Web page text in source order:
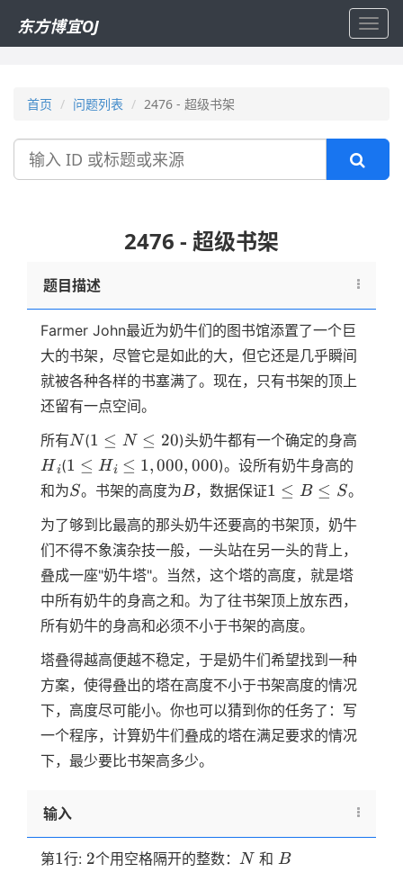
东方博宜OJ
首页 问题列表 2476 - 超级书架
搜
2476 - 超级书架
题目描述
Farmer John最近为奶牛们的图书馆添置了一个巨
大的书架，尽管它是如此的大，但它还是几乎瞬间
就被各种各样的书塞满了。现在，只有书架的顶上
还留有一点空间。
所有 N
N(1
≤
N
≤
20
1 ≤ N ≤ 20)头奶牛都有一个确定的身高
H i
i(1
1 ≤
≤ H
H i
i ≤
≤ 1,000,000
1,000, 000)。设所有奶牛身高的
和为S
S。书架的高度为B
B，数据保证1
B
≤
S
1 ≤ B ≤ S。
为了够到比最高的那头奶牛还要高的书架顶，奶牛
们不得不象演杂技一般，一头站在另一头的背上，
叠成一座"奶牛塔"。当然，这个塔的高度，就是塔
中所有奶牛的身高之和。为了往书架顶上放东西，
所有奶牛的身高和必须不小于书架的高度。
塔叠得越高便越不稳定，于是奶牛们希望找到一种
方案，使得叠出的塔在高度不小于书架高度的情况
下，高度尽可能小。你也可以猜到你的任务了：写
一个程序，计算奶牛们叠成的塔在满足要求的情况
下，最少要比书架高多少。
输入
第1
1行: 2
2个用空格隔开的整数： N
N 和B
B